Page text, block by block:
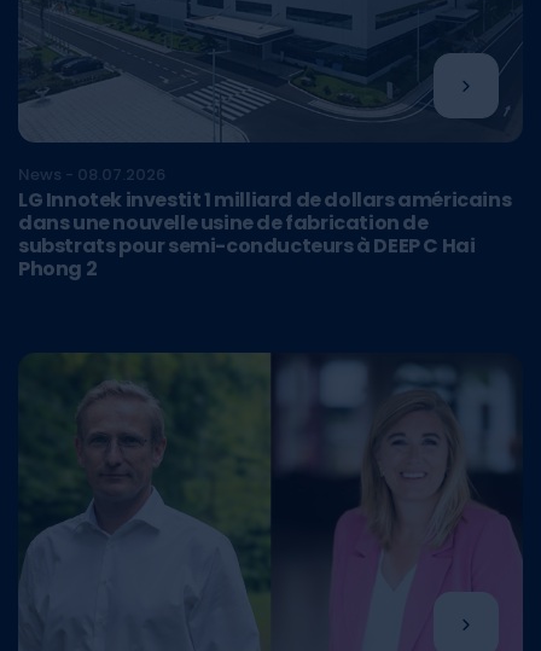
News - 08.07.2026
LG Innotek investit 1 milliard de dollars américains
dans une nouvelle usine de fabrication de
substrats pour semi-conducteurs à DEEP C Hai
Phong 2